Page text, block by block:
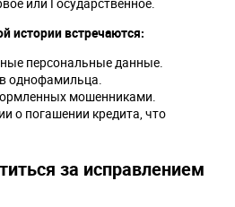
истории встречаются:
персональные данные.
однофамильца.
мошенниками.
о погашении кредита, что
за исправлением